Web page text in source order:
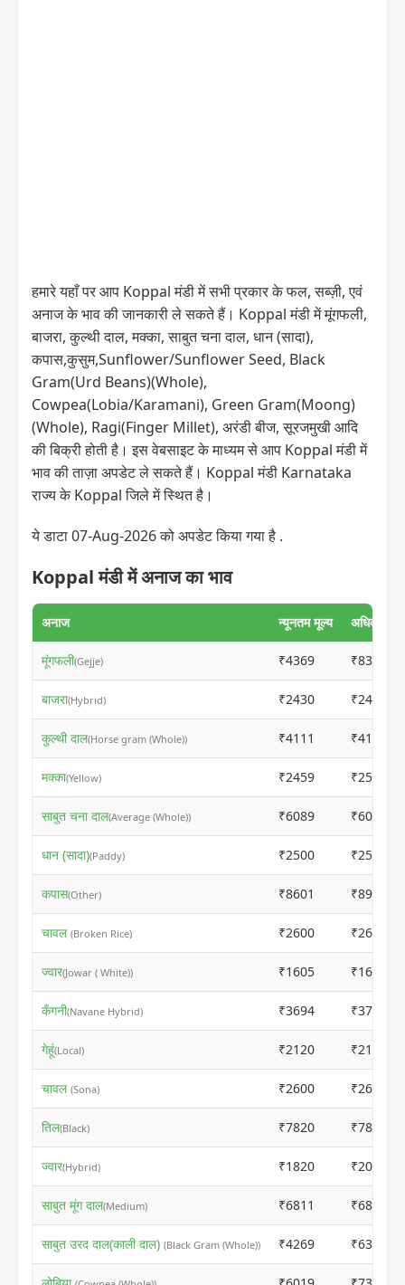
हमारे यहाँ पर आप Koppal मंडी में सभी प्रकार के फल, सब्ज़ी, एवं
अनाज के भाव की जानकारी ले सकते हैं। Koppal मंडी में मूंगफली,
बाजरा, कुल्थी दाल, मक्का, साबुत चना दाल, धान (सादा),
कपास,कुसुम,Sunflower/Sunflower Seed, Black
Gram(Urd Beans)(Whole),
Cowpea(Lobia/Karamani), Green Gram(Moong)
(Whole), Ragi(Finger Millet), अरंडी बीज, सूरजमुखी आदि
की बिक्री होती है। इस वेबसाइट के माध्यम से आप Koppal मंडी में
भाव की ताज़ा अपडेट ले सकते हैं। Koppal मंडी Karnataka
राज्य के Koppal जिले में स्थित है।
ये डाटा 07-Aug-2026 को अपडेट किया गया है .
Koppal मंडी में अनाज का भाव
अनाज न्यूनतम मूल्य अधिकतम
मूंगफली(Gejje) ₹4369 ₹8337
बाजरा(Hybrid) ₹2430 ₹2440
कुल्थी दाल(Horse gram (Whole)) ₹4111 ₹4121
मक्का(Yellow) ₹2459 ₹2535
साबुत चना दाल(Average (Whole)) ₹6089 ₹6099
धान (सादा)(Paddy) ₹2500 ₹2510
कपास(Other) ₹8601 ₹8910
चावल (Broken Rice) ₹2600 ₹2670
ज्वार(Jowar ( White)) ₹1605 ₹1615
कँगनी(Navane Hybrid) ₹3694 ₹3704
गेहूं(Local) ₹2120 ₹2130
चावल (Sona) ₹2600 ₹2640
तिल(Black) ₹7820 ₹7830
ज्वार(Hybrid) ₹1820 ₹2020
साबुत मूंग दाल(Medium) ₹6811 ₹6821
साबुत उरद दाल(काली दाल) (Black Gram (Whole)) ₹4269 ₹6373